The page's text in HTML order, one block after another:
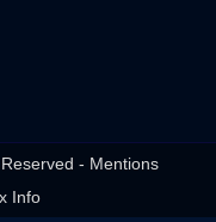
- Mentions
Info